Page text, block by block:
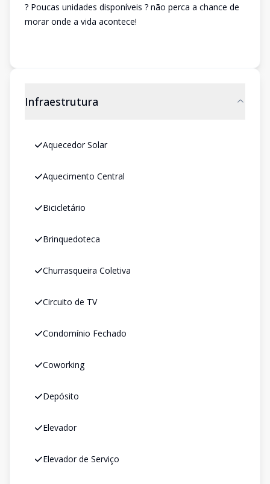
? Poucas unidades disponíveis ? não perca a chance de
morar onde a vida acontece!
Infraestrutura
Aquecedor Solar
Aquecimento Central
Bicicletário
Brinquedoteca
Churrasqueira Coletiva
Circuito de TV
Condomínio Fechado
Coworking
Depósito
Elevador
Elevador de Serviço